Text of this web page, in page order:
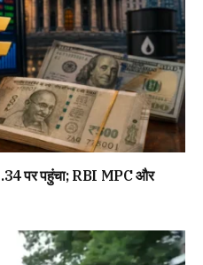
पर पहुंचा; RBI MPC और